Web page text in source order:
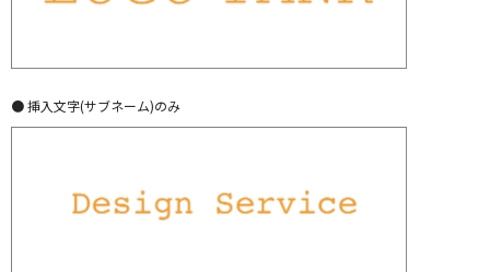
● 挿入文字(サブネーム)のみ